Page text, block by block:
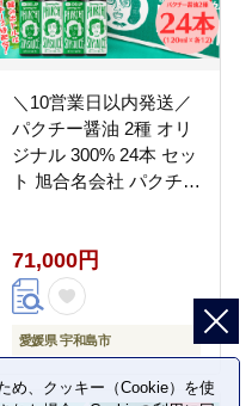
＼10営業日以内発送／
パクチー醤油 2種 オリ
ジナル 300% 24本 セッ
ト 旭合名会社 パクチー
料 国産 愛媛 宇和島
J071-052017
71,000円
愛媛県 宇和島市
め、クッキー（Cookie）を使